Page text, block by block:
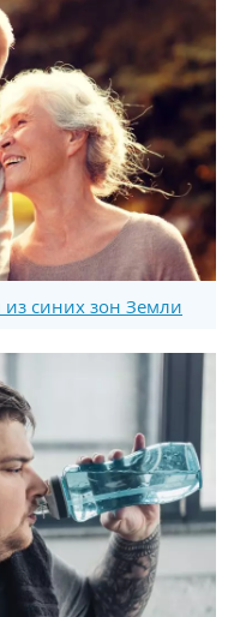
из синих зон Земли